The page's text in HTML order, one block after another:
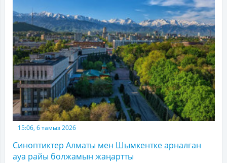
15:06, 6 тамыз 2026
Синоптиктер Алматы мен Шымкентке арналған
ауа райы болжамын жаңартты